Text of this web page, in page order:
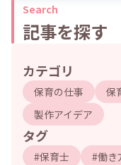
Search
記事を探す
カテゴリ
保育の仕事 保
製作アイデア
タグ
#保育士 #働き